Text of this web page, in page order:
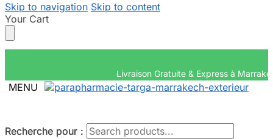
Skip to navigation Skip to content
Your Cart
Livraison Gratuite &
MENU
Recherche pour :
Recherche pour :